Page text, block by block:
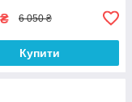
₴ 6 050 ₴
Купити